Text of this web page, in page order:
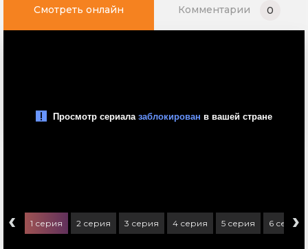
Смотреть онлайн Комментарии 0
‹ 1 серия 2 серия 3 серия 4 серия 5 серия 6 серия
›